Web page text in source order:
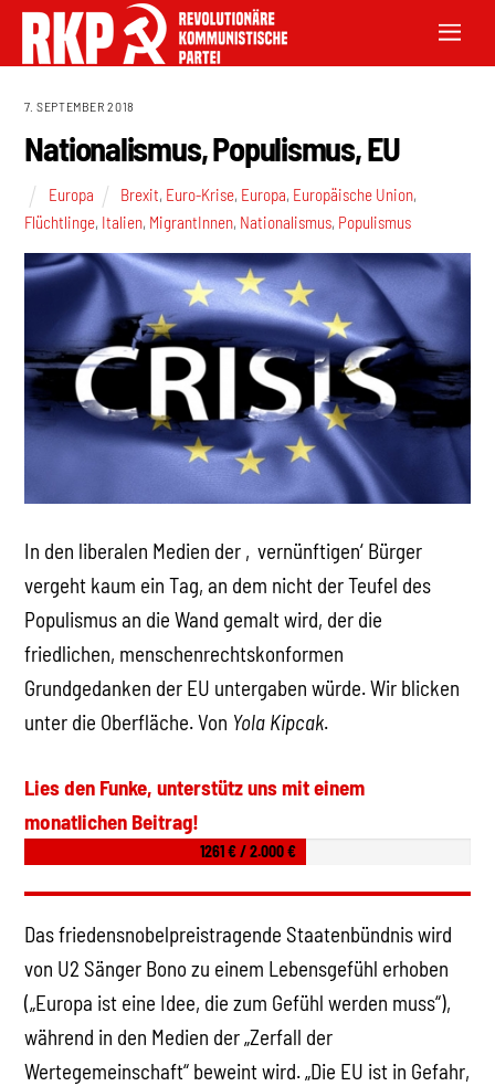
7. SEPTEMBER 2018
Nationalismus, Populismus, EU
Europa Brexit, Euro-Krise, Europa, Europäische Union,
Flüchtlinge, Italien, MigrantInnen, Nationalismus, Populismus
In den liberalen Medien der ‚vernünftigen‘ Bürger
vergeht kaum ein Tag, an dem nicht der Teufel des
Populismus an die Wand gemalt wird, der die
friedlichen, menschenrechtskonformen
Grundgedanken der EU untergaben würde. Wir blicken
unter die Oberfläche. Von Yola Kipcak.
Lies den Funke, unterstütz uns mit einem
monatlichen Beitrag!
1261 € / 2.000 €
Das friedensnobelpreistragende Staatenbündnis wird
von U2 Sänger Bono zu einem Lebensgefühl erhoben
(„Europa ist eine Idee, die zum Gefühl werden muss“),
während in den Medien der „Zerfall der
Wertegemeinschaft“ beweint wird. „Die EU ist in Gefahr,